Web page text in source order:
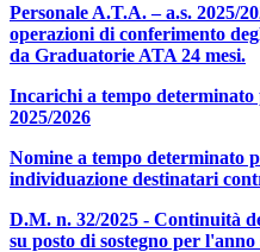
Personale A.T.A. – a.s. 2025/
operazioni di conferimento
da Graduatorie ATA 24 mesi.
Incarichi a tempo determinato
2025/2026
Nomine a tempo determinato
individuazione destinatari
D.M. n. 32/2025 - Continuità
su posto di sostegno per l'anno